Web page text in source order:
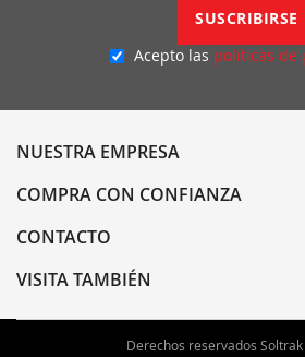
SUSCRIBIRSE
Acepto las políticas de
NUESTRA EMPRESA
COMPRA CON CONFIANZA
CONTACTO
VISITA TAMBIÉN
Derechos reservados Soltrak